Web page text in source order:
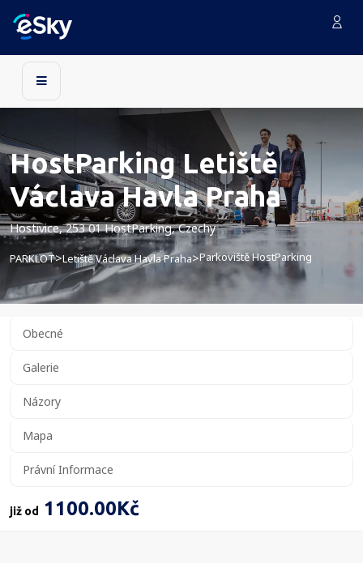
HostParking Letiště
Václava Havla Praha
Hostivice, 253 01 HostParking, Czechy
PARKLOT>Letiště Václava Havla Praha>Parkoviště HostParking
Obecné
Galerie
Názory
Mapa
Právní Informace
již od 1100.00Kč